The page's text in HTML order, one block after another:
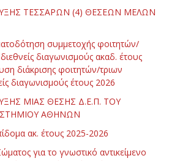
ΤΕΣΣΑΡΩΝ (4) ΘΕΣΕΩΝ ΜΕΛΩΝ
συμμετοχής φοιτητών/
διαγωνισμούς ακαδ. έτους
διάκρισης φοιτητών/τριων
διαγωνισμούς έτους 2026
ΜΙΑΣ ΘΕΣΗΣ Δ.Ε.Π. ΤΟΥ
ΑΘΗΝΩΝ
ακ. έτους 2025-2026
για το γνωστικό αντικείμενο